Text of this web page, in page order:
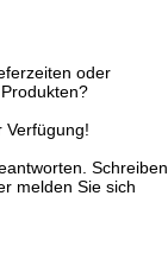
oder
Verfügung!
Schreiben
melden Sie sich